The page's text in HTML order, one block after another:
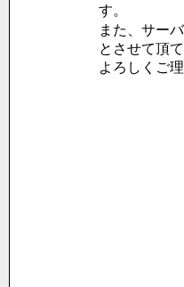
す。
また、サー
とさせて頂
よろしくご